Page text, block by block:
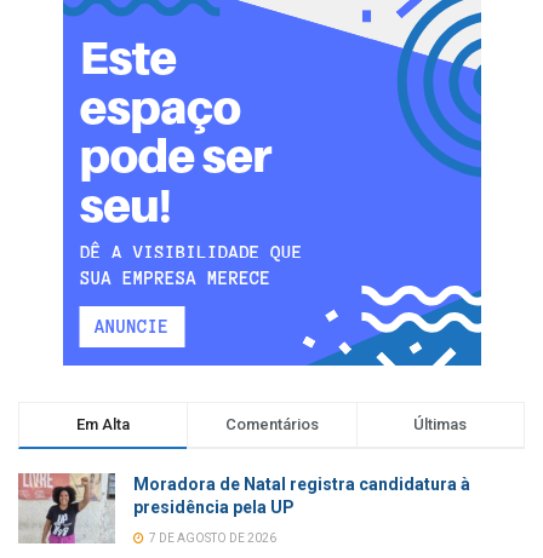
Em Alta Comentários Últimas
Moradora de Natal registra candidatura à
presidência pela UP
7 DE AGOSTO DE 2026